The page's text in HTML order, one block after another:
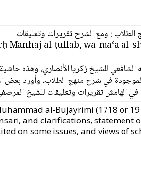
: ومع الشرح تقريرات وتعليقات
Manhaj al-ṭullāb, wa-ma‘a al-
للشيخ زكريا الأنصاري، وهذه
في شرح منهج الطلاب، وأورد بعض
في الهامش تقريرات وتعليقات للشيخ
al-Bujayrimi (1718 or 19
and clarifications, statement
on some issues, and views of